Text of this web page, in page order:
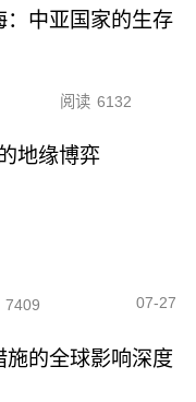
：中亚国家的生存
阅读 6132
地缘博弈
7409 07-27
施的全球影响深度